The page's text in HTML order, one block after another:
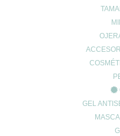
GEL